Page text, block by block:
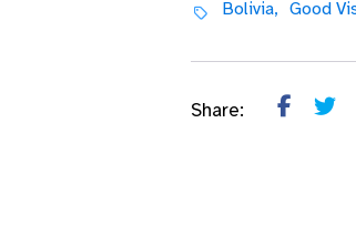
Bolivia, Good
Share: